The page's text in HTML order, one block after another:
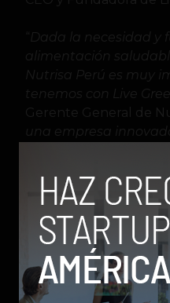
“Dada la necesidad y
alimentación
Nutrisa Perú es muy
tenemos con Live
Gerente General de
una empresa
socio estratégico, ya
producto de alta
en la tendencia
etiquetas limpias:
«Sabemos que las